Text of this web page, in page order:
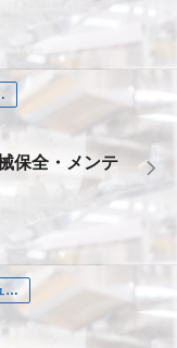
ン株式会社
保全・メンテ
グリコマニュファクチャリングジャパン株式会社